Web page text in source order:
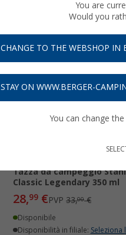
-12%
Tazza da campeggio
Classic Legendary 350 ml
28,99 €PVP33,00€
Disponibile
Disponibilità in filiale: Seleziona
You are
Would you
CHANGE TO THE WEBSHOP IN
STAY ON WWW.BERGER-
You can change